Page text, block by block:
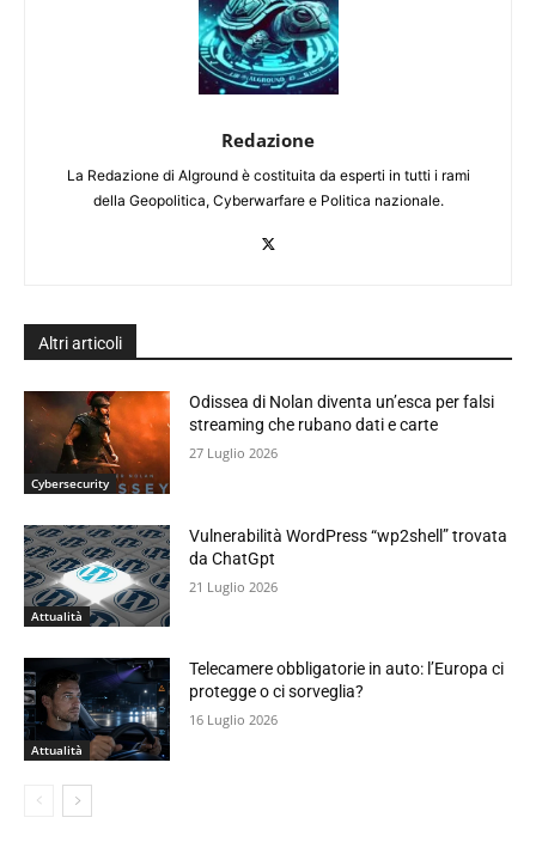
Redazione
La Redazione di Alground è costituita da esperti in tutti i rami
della Geopolitica, Cyberwarfare e Politica nazionale.
Altri articoli
Cybersecurity
Odissea di Nolan diventa un’esca per falsi
streaming che rubano dati e carte
27 Luglio 2026
Attualità
Vulnerabilità WordPress “wp2shell” trovata
da ChatGpt
21 Luglio 2026
Attualità
Telecamere obbligatorie in auto: l’Europa ci
protegge o ci sorveglia?
16 Luglio 2026